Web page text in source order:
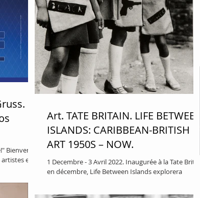
Bienvenue
et 50
Art. TATE BRITAIN. LIFE BETWEEN
ISLANDS: CARIBBEAN-BRITISH
ART 1950S – NOW.
1 Decembre - 3 Avril 2022. Inaugurée à la Tate Britain
en décembre, Life Between Islands explorera